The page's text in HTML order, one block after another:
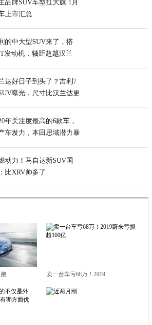
品牌SUV车型扛大旗 1月
上市汇总
的中大型SUV来了，搭
发动机，轴距超越汉兰
达好日子到头了？吉利7
曝光，尺寸比汉兰达更
年关注度最高的6款车，
车发力，本田思域潜力暴
动力！马自达新SUV国
比XRV帅多了
卖一台车亏68万！2019
蔚来亏损超100亿